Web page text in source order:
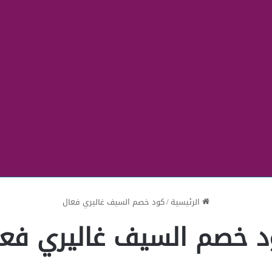
الرئيسية/كود خصم السيف غاليري فعال
خصم السيف غاليري